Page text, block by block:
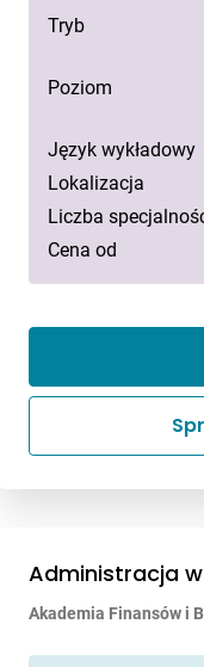
Tryb
Poziom
Język wykładowy
Lokalizacja
Liczba
Cena od
Administracja
Akademia Finansów i